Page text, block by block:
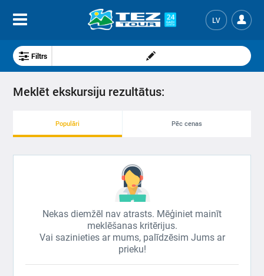
LV
Filtrs
Meklēt ekskursiju rezultātus:
Populāri Pēc cenas
Nekas diemžēl nav atrasts. Mēģiniet mainīt
meklēšanas kritērijus.
Vai sazinieties ar mums, palīdzēsim Jums ar
prieku!